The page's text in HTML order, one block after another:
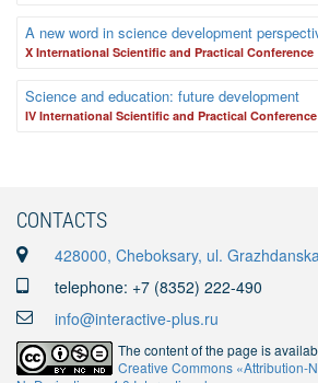
A new word in science development
X International Scientific and Practical Conference
Science and education: future development
IV International Scientific and Practical Conference
CONTACTS
428000, Cheboksary, ul.
telephone: +7 (8352) 222-490
info@interactive-plus.ru
The content of the page is
Creative Commons «Attribution-